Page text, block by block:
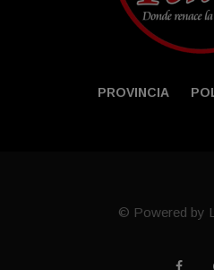
PROVINCIA
© Powered by